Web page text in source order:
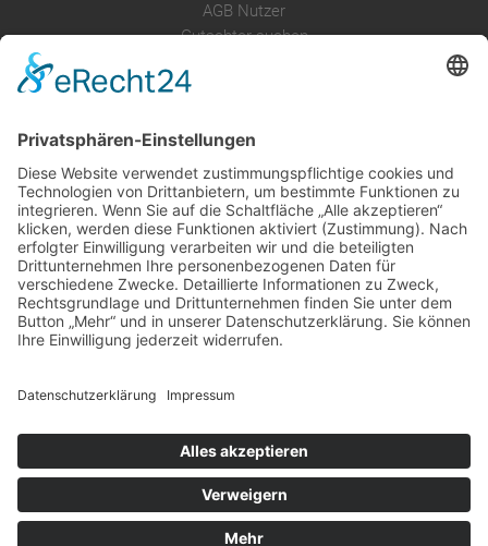
AGB Nutzer
Gutachter suchen
Anfrage
Presse
Partner: Der DGuSV
als Gutachter eintragen
Infos für Suchende